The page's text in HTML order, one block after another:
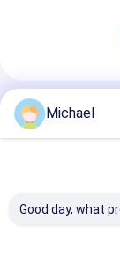
ProduitsMichael
Good day, what